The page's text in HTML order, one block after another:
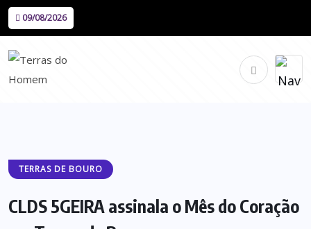
09/08/2026
TERRAS DE BOURO
CLDS 5GEIRA assinala o Mês do Coração